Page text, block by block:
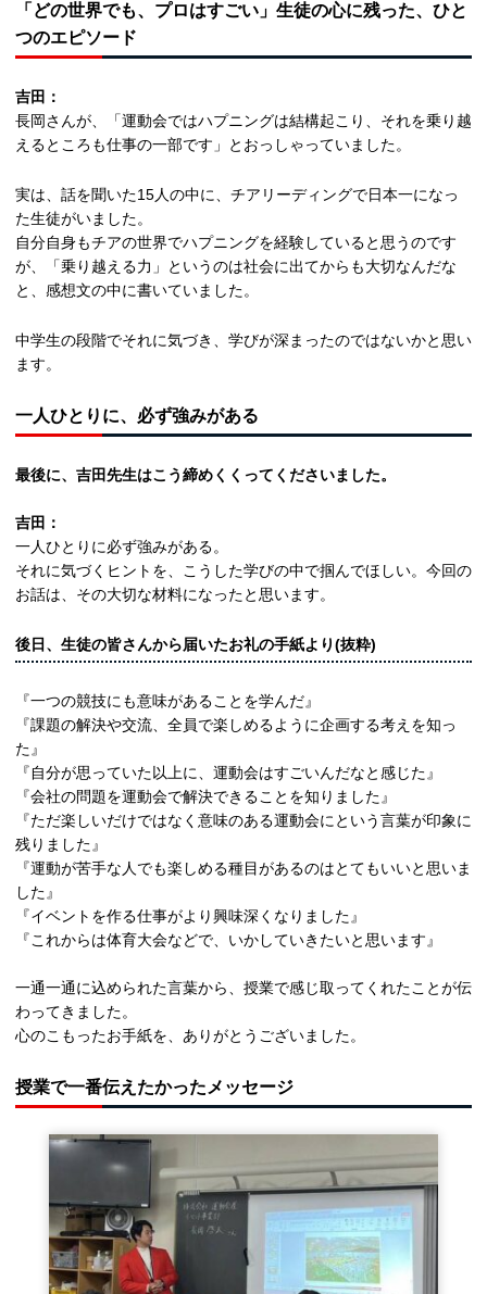
「どの世界でも、プロはすごい」 生徒の心に残った、ひと
つのエピソード
吉田：
長岡さんが、「運動会ではハプニングは結構起こり、それを乗り越
えるところも仕事の一部です」とおっしゃっていました。
実は、話を聞いた15人の中に、チアリーディングで日本一になっ
た生徒がいました。
自分自身もチアの世界でハプニングを経験していると思うのです
が、「乗り越える力」というのは社会に出てからも大切なんだな
と、感想文の中に書いていました。
中学生の段階でそれに気づき、学びが深まったのではないかと思い
ます。
一人ひとりに、必ず強みがある
最後に、吉田先生はこう締めくくってくださいました。
吉田：
一人ひとりに必ず強みがある。
それに気づくヒントを、こうした学びの中で掴んでほしい。今回の
お話は、その大切な材料になったと思います。
後日、生徒の皆さんから届いたお礼の手紙より(抜粋)
『一つの競技にも意味があることを学んだ』
『課題の解決や交流、全員で楽しめるように企画する考えを知っ
た』
『自分が思っていた以上に、運動会はすごいんだなと感じた』
『会社の問題を運動会で解決できることを知りました』
『ただ楽しいだけではなく意味のある運動会にという言葉が印象に
残りました』
『運動が苦手な人でも楽しめる種目があるのはとてもいいと思いま
した』
『イベントを作る仕事がより興味深くなりました』
『これからは体育大会などで、いかしていきたいと思います』
一通一通に込められた言葉から、授業で感じ取ってくれたことが伝
わってきました。
心のこもったお手紙を、ありがとうございました。
授業で一番伝えたかったメッセージ